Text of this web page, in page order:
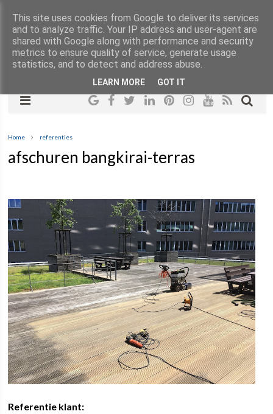
Home referenties
afschuren bangkirai-terras
Referentie klant:
This site uses cookies from Google to deliver its services
and to analyze traffic. Your IP address and user-agent are
shared with Google along with performance and security
metrics to ensure quality of service, generate usage
statistics, and to detect and address abuse.
LEARN MORE GOT IT